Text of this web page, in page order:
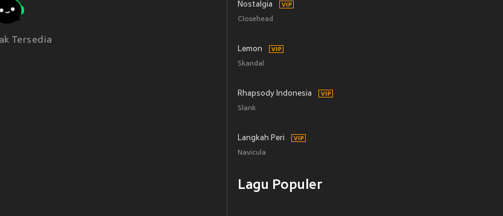
Tersedia
Nostalgia
Closehead
Lemon
Skandal
Rhapsody Indonesia
Slank
Langkah Peri
Navicula
Lagu Populer